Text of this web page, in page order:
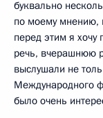
буквально
по моему мнению,
перед этим я
речь, вчерашнюю
выслушали не
Международного
было очень